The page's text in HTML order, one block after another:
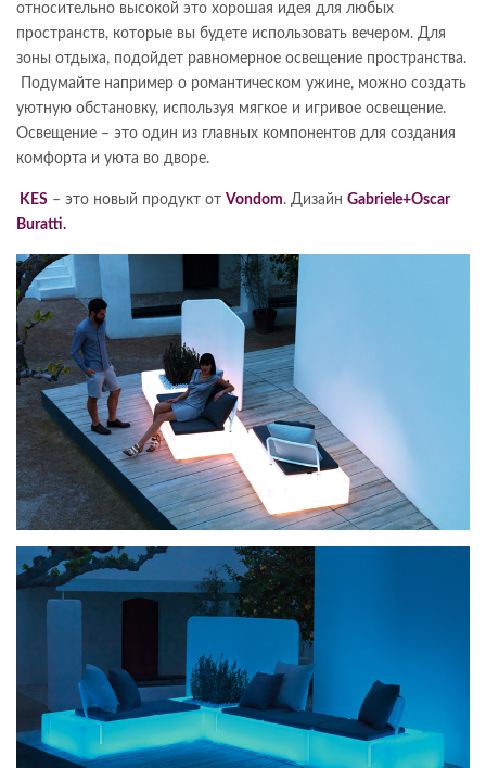
относительно высокой это хорошая идея для любых
пространств, которые вы будете использовать вечером. Для
зоны отдыха, подойдет равномерное освещение пространства.
Подумайте например о романтическом ужине, можно создать
уютную обстановку, используя мягкое и игривое освещение.
Освещение – это один из главных компонентов для создания
комфорта и уюта во дворе.
KES – это новый продукт от Vondom. Дизайн Gabriele+Oscar
Buratti.